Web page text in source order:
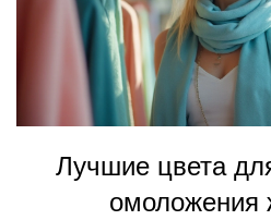
Лучшие цвета